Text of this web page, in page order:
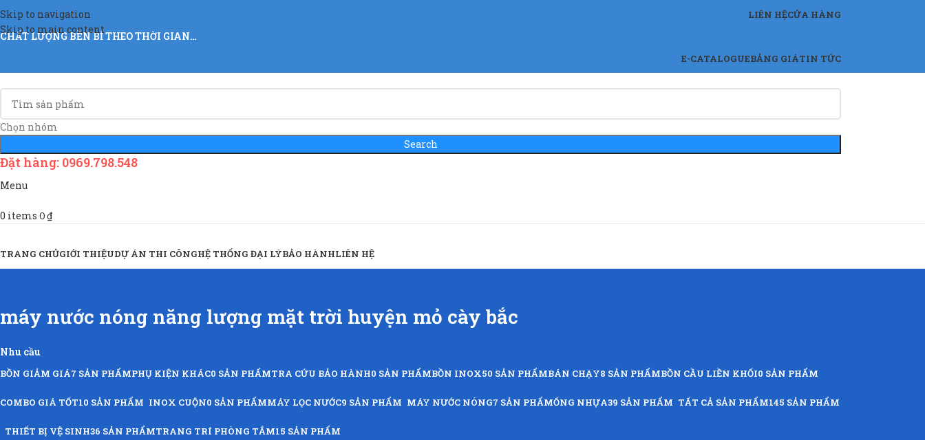
Skip to navigation
Skip to main content
LIÊN HỆCỬA HÀNG
CHẤT LƯỢNG BỀN BỈ THEO THỜI GIAN…
E-CATALOGUEBẢNG GIÁTIN TỨC
Chọn nhóm
Search
Đặt hàng: 0969.798.548
Menu
0 items 0₫
TRANG CHỦGIỚI THIỆUDỰ ÁN THI CÔNGHỆ THỐNG ĐẠI LÝBẢO HÀNHLIÊN HỆ
máy nước nóng năng lượng mặt trời huyện mỏ cày bắc
Nhu cầu
BỒN GIẢM GIÁ7 SẢN PHẨMPHỤ KIỆN KHÁC0 SẢN PHẨMTRA CỨU BẢO HÀNH0 SẢN PHẨMBỒN INOX50 SẢN PHẨMBÁN CHẠY8 SẢN PHẨMBỒN CẦU LIỀN KHỐI0 SẢN PHẨM
COMBO GIÁ TỐT10 SẢN PHẨM INOX CUỘN0 SẢN PHẨMMÁY LỌC NƯỚC9 SẢN PHẨM MÁY NƯỚC NÓNG7 SẢN PHẨMỐNG NHỰA39 SẢN PHẨM TẤT CẢ SẢN PHẨM145 SẢN PHẨM
THIẾT BỊ VỆ SINH36 SẢN PHẨMTRANG TRÍ PHÒNG TẮM15 SẢN PHẨM